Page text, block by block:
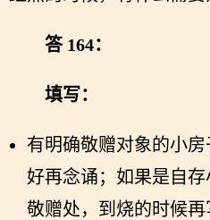
答 164：
填写：
有明确敬赠对象的小
好再念诵；如果是自
敬赠处，到烧的时候再